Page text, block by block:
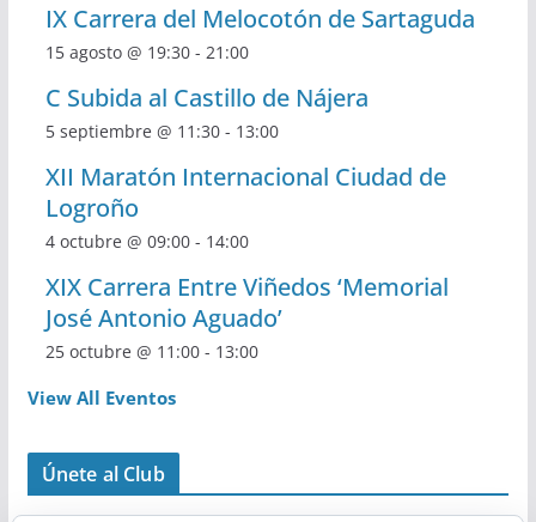
IX Carrera del Melocotón de Sartaguda
15 agosto @ 19:30- 21:00
C Subida al Castillo de Nájera
5 septiembre @ 11:30- 13:00
XII Maratón Internacional Ciudad de
Logroño
4 octubre @ 09:00- 14:00
XIX Carrera Entre Viñedos ‘Memorial
José Antonio Aguado’
25 octubre @ 11:00- 13:00
View All Eventos
Únete al Club